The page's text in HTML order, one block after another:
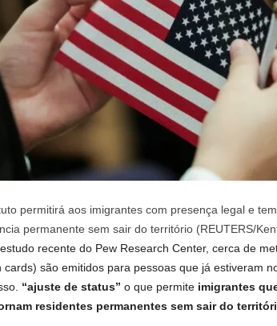
permitirá aos imigrantes com presença legal e
permanente sem sair do território (REUTERS/
recente do Pew Research Center, cerca de
são emitidos para pessoas que já estiveram
“ajuste de status” o que permite imigrantes
residentes permanentes sem sair do